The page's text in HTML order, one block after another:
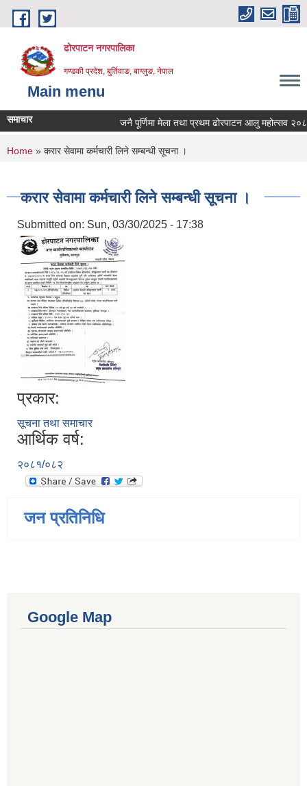
Skip to main content
ढोरपाटन नगरपालिका
गण्डकी प्रदेश, बुर्तिवाङ, बाग्लुङ, नेपाल
Main menu
समाचार जनै पूर्णिमा मेला तथा प्रथम ढोरपाटन आलु महोत्सव
You are here
Home » करार सेवामा कर्मचारी लिने सम्बन्धी सूचना ।
करार सेवामा कर्मचारी लिने सम्बन्धी सूचना ।
Submitted on: Sun, 03/30/2025 - 17:38
प्रकार:
सूचना तथा समाचार
आर्थिक वर्ष:
२०८१/०८२
जन प्रतिनिधि
Google Map